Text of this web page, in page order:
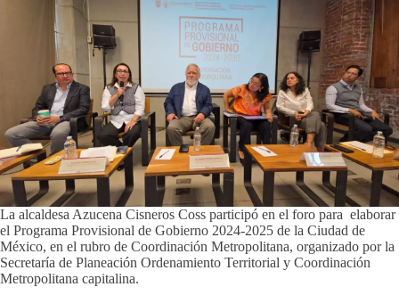
La alcaldesa Azucena Cisneros Coss participó en el foro para elaborar
el Programa Provisional de Gobierno 2024-2025 de la Ciudad de
México, en el rubro de Coordinación Metropolitana, organizado por la
Secretaría de Planeación Ordenamiento Territorial y Coordinación
Metropolitana capitalina.